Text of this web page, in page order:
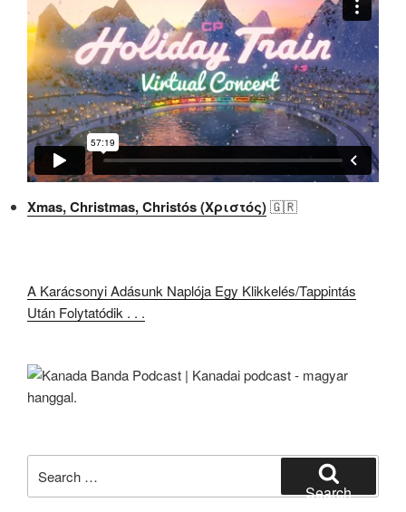
Xmas, Christmas, Christós (Χριστός)🇬🇷
A Karácsonyi Adásunk Naplója Egy Klikkelés/Tappintás
Után Folytatódik . . .
for:
Search